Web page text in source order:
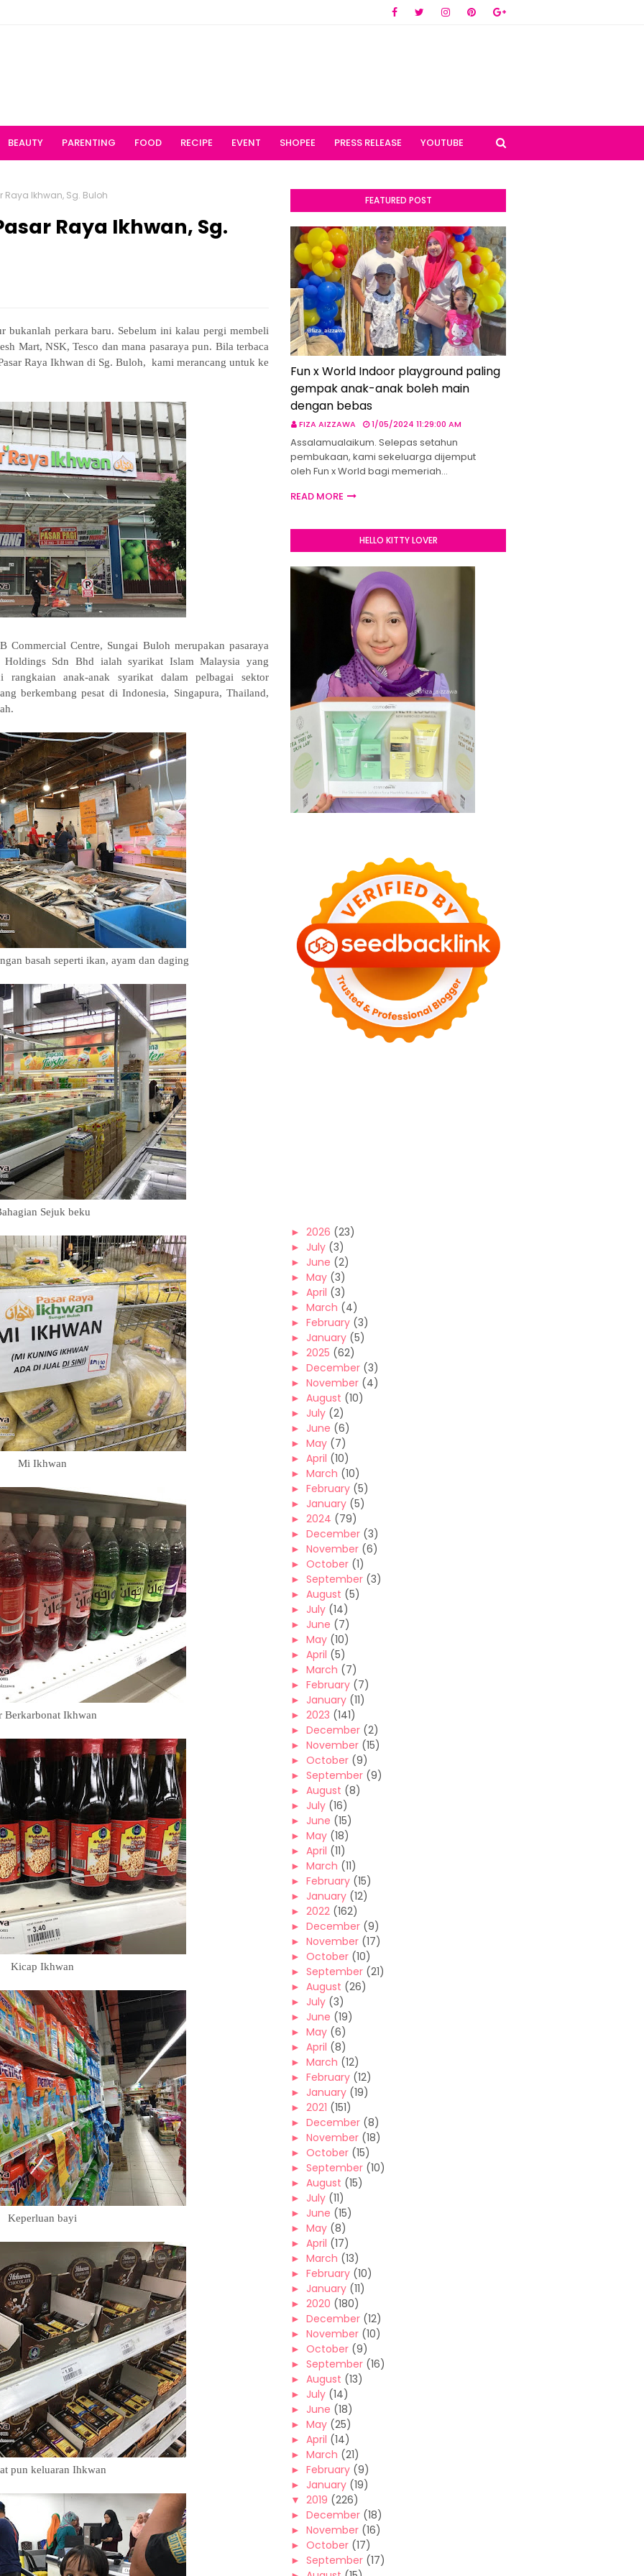
BEAUTY PARENTING FOOD RECIPE EVENT SHOPEE PRESS RELEASE YOUTUBE
Ikhwan, Sg. Buloh
Raya Ikhwan, Sg.
bukanlah perkara baru. Sebelum ini kalau pergi membeli
Mart, NSK, Tesco dan mana pasaraya pun. Bila terbaca
Raya Ikhwan di Sg. Buloh, kami merancang untuk ke
Commercial Centre, Sungai Buloh merupakan pasaraya
Sdn Bhd ialah syarikat Islam Malaysia yang
rangkaian anak-anak syarikat dalam pelbagai sektor
berkembang pesat di Indonesia, Singapura, Thailand,
basah seperti ikan, ayam dan daging
Sejuk beku
Mi Ikhwan
Berkarbonat Ikhwan
Kicap Ikhwan
Keperluan bayi
pun keluaran Ihkwan
FEATURED POST
Fun x World Indoor playground paling
gempak anak-anak boleh main
dengan bebas
FIZA AIZZAWA 1/05/2024 11:29:00 AM
Assalamualaikum. Selepas setahun
pembukaan, kami sekeluarga dijemput
oleh Fun x World bagi memeriah…
READ MORE
HELLO KITTY LOVER
► 2026 (23)
► July (3)
► June (2)
► May (3)
► April (3)
► March (4)
► February (3)
► January (5)
► 2025 (62)
► December (3)
► November (4)
► August (10)
► July (2)
► June (6)
► May (7)
► April (10)
► March (10)
► February (5)
► January (5)
► 2024 (79)
► December (3)
► November (6)
► October (1)
► September (3)
► August (5)
► July (14)
► June (7)
► May (10)
► April (5)
► March (7)
► February (7)
► January (11)
► 2023 (141)
► December (2)
► November (15)
► October (9)
► September (9)
► August (8)
► July (16)
► June (15)
► May (18)
► April (11)
► March (11)
► February (15)
► January (12)
► 2022 (162)
► December (9)
► November (17)
► October (10)
► September (21)
► August (26)
► July (3)
► June (19)
► May (6)
► April (8)
► March (12)
► February (12)
► January (19)
► 2021 (151)
► December (8)
► November (18)
► October (15)
► September (10)
► August (15)
► July (11)
► June (15)
► May (8)
► April (17)
► March (13)
► February (10)
► January (11)
► 2020 (180)
► December (12)
► November (10)
► October (9)
► September (16)
► August (13)
► July (14)
► June (18)
► May (25)
► April (14)
► March (21)
► February (9)
► January (19)
▼ 2019 (226)
► December (18)
► November (16)
► October (17)
► September (17)